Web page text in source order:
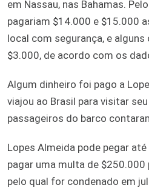
em Nassau, nas Bahamas.
pagariam $14.000 e $15.000
local com segurança, e
$3.000, de acordo com os
Algum dinheiro foi pago a
viajou ao Brasil para visitar
passageiros do barco
Lopes Almeida pode pegar
pagar uma multa de
pelo qual for condenado em